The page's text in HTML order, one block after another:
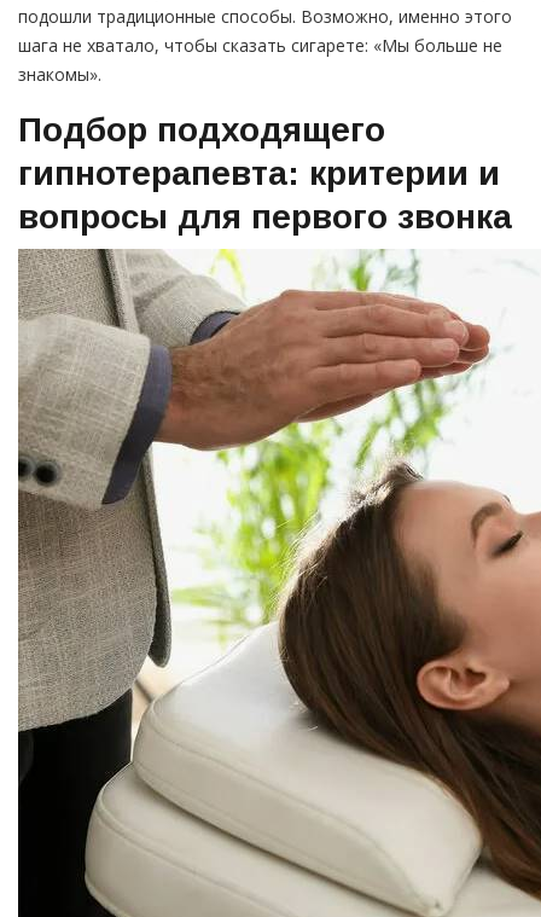
подошли традиционные способы. Возможно, именно этого
шага не хватало, чтобы сказать сигарете: «Мы больше не
знакомы».
Подбор подходящего
гипнотерапевта: критерии и
вопросы для первого звонка